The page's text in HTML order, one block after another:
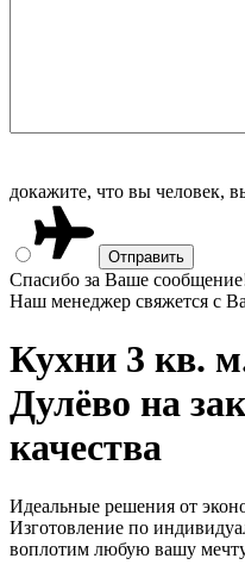
докажите, что вы человек,
Спасибо за Ваше
Наш менеджер свяжется с
Кухни 3 кв.
Дулёво на
качества
Идеальные решения от
Изготовление по
воплотим любую вашу